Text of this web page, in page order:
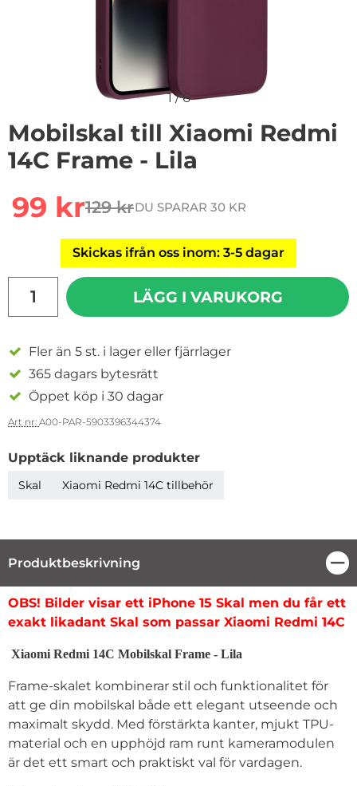
1/6
Mobilskal till Xiaomi Redmi
14C Frame - Lila
rea pris
99 krtidigare pris
129 krDU SPARAR 30 KR
Skickas ifrån oss inom: 3-5 dagar
LÄGG I VARUKORG
Fler än 5 st. i lager eller fjärrlager
365 dagars bytesrätt
Öppet köp i 30 dagar
Art nr: A00-PAR-5903396344374
Upptäck liknande produkter
Skal Xiaomi Redmi 14C tillbehör
Produktbeskrivning
Produktbeskrivning
OBS! Bilder visar ett iPhone 15 Skal men du får ett
exakt likadant Skal som passar Xiaomi Redmi 14C
Xiaomi Redmi 14C Mobilskal Frame - Lila
Frame-skalet kombinerar stil och funktionalitet för
att ge din mobilskal både ett elegant utseende och
maximalt skydd. Med förstärkta kanter, mjukt TPU-
material och en upphöjd ram runt kameramodulen
är det ett smart och praktiskt val för vardagen.